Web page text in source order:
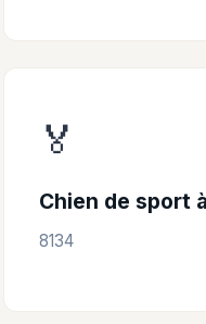
🏅
Chien de sport
8134